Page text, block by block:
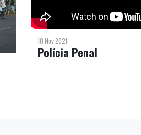
10 Nov 2021
Polícia Penal